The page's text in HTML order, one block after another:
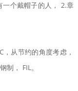
一个戴帽子的人， 2.章
从节约的角度考虑，
制， FIL。